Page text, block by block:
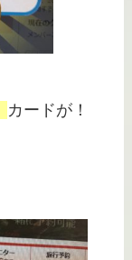
カードが！